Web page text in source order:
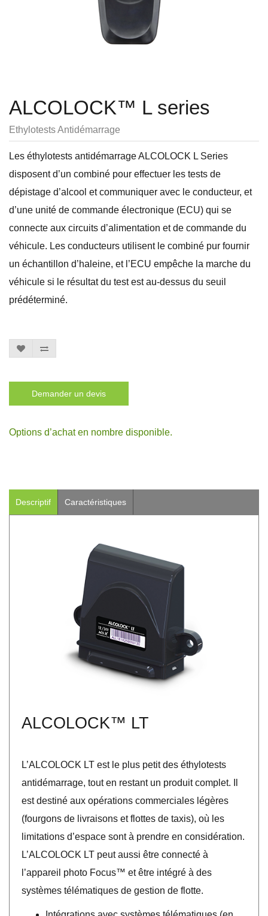
ALCOLOCK™ L series
Ethylotests Antidémarrage
Les éthylotests antidémarrage ALCOLOCK L Series
disposent d’un combiné pour effectuer les tests de
dépistage d’alcool et communiquer avec le conducteur, et
d’une unité de commande électronique (ECU) qui se
connecte aux circuits d’alimentation et de commande du
véhicule. Les conducteurs utilisent le combiné pur fournir
un échantillon d’haleine, et l’ECU empêche la marche du
véhicule si le résultat du test est au-dessus du seuil
prédéterminé.
Demander un devis
Options d’achat en nombre disponible.
Descriptif Caractéristiques
ALCOLOCK™ LT
L’ALCOLOCK LT est le plus petit des éthylotests
antidémarrage, tout en restant un produit complet. Il
est destiné aux opérations commerciales légères
(fourgons de livraisons et flottes de taxis), où les
limitations d’espace sont à prendre en considération.
L’ALCOLOCK LT peut aussi être connecté à
l’appareil photo Focus™ et être intégré à des
systèmes télématiques de gestion de flotte.